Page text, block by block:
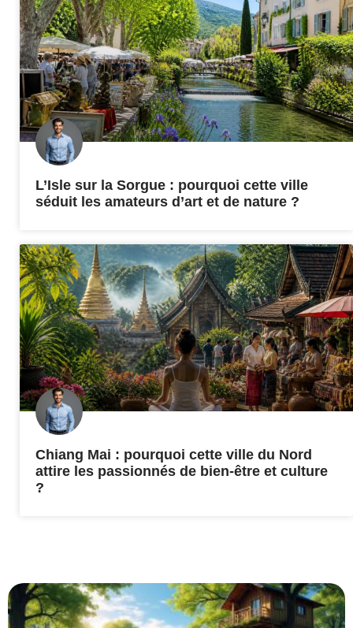
L’Isle sur la Sorgue : pourquoi cette ville
séduit les amateurs d’art et de nature ?
Chiang Mai : pourquoi cette ville du Nord
attire les passionnés de bien-être et culture
?